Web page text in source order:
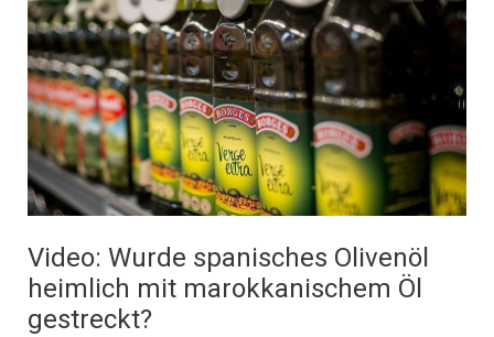
Video: Wurde spanisches Olivenöl
heimlich mit marokkanischem Öl
gestreckt?